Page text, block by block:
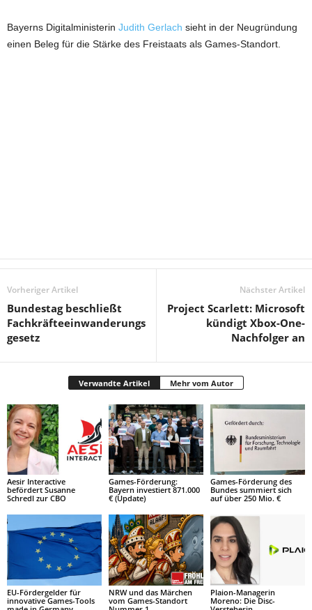
Bayerns Digitalministerin Judith Gerlach sieht in der Neugründung
einen Beleg für die Stärke des Freistaats als Games-Standort.
Vorheriger Artikel
Bundestag beschließt
Fachkräfteeinwanderungs
gesetz
Nächster Artikel
Project Scarlett: Microsoft
kündigt Xbox-One-
Nachfolger an
Verwandte Artikel Mehr vom Autor
Aesir Interactive
befördert Susanne
Schredl zur CBO
Games-Förderung:
Bayern investiert 871.000
€ (Update)
Games-Förderung des
Bundes summiert sich
auf über 250 Mio. €
EU-Fördergelder für
innovative Games-Tools
NRW und das Märchen
vom Games-Standort
Plaion-Managerin
Moreno: Die Disc-